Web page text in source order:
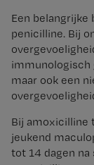
Een belangrijke
penicilline. Bij
immunologisch
maar ook een
Bij amoxicilline
jeukend
tot 14 dagen na